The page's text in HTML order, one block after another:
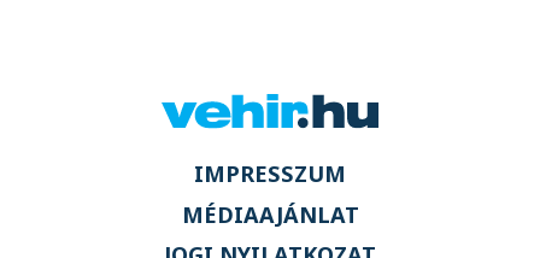
IMPRESSZUM
MÉDIAAJÁNLAT